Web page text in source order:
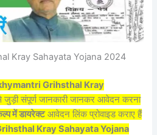
Kray Sahayata Yojana 2024
Grihsthal Kray
जुड़ी संपूर्ण जानकारी जानकर आवेदन करना
में डायरेक्टआवेदन लिंक प्रोवाइड कराए हैं
Kray Sahayata Yojana